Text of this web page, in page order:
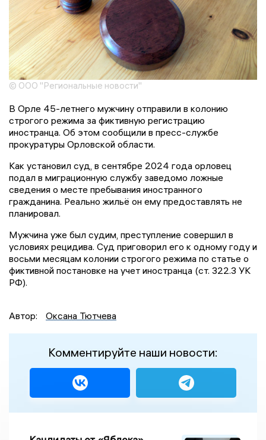
© ООО "Региональные новости"
В Орле 45-летнего мужчину отправили в колонию
строгого режима за фиктивную регистрацию
иностранца. Об этом сообщили в пресс-службе
прокуратуры Орловской области.
Как установил суд, в сентябре 2024 года орловец
подал в миграционную службу заведомо ложные
сведения о месте пребывания иностранного
гражданина. Реально жильё он ему предоставлять не
планировал.
Мужчина уже был судим, преступление совершил в
условиях рецидива. Суд приговорил его к одному году и
восьми месяцам колонии строгого режима по статье о
фиктивной постановке на учет иностранца (ст. 322.3 УК
РФ).
Автор: Оксана Тютчева
Комментируйте наши новости: